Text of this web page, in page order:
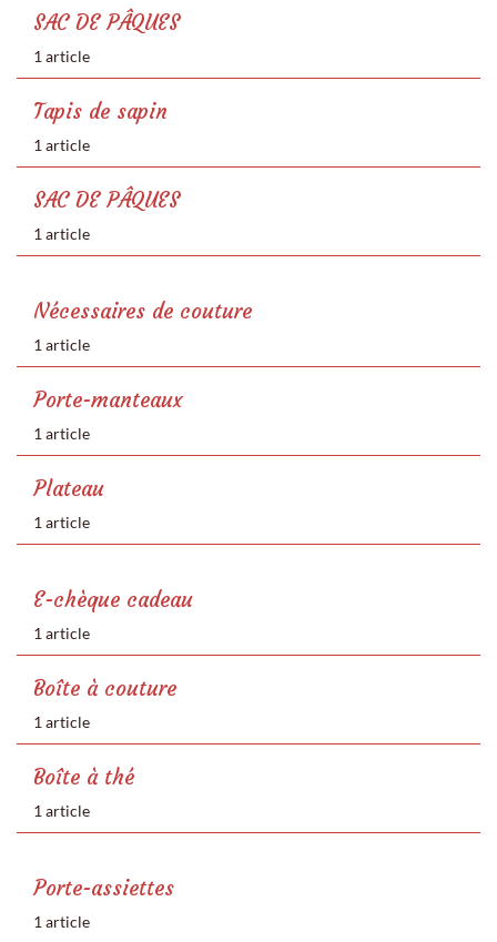
SAC DE PÂQUES
1 article
Tapis de sapin
1 article
SAC DE PÂQUES
1 article
Nécessaires de couture
1 article
Porte-manteaux
1 article
Plateau
1 article
E-chèque cadeau
1 article
Boîte à couture
1 article
Boîte à thé
1 article
Porte-assiettes
1 article